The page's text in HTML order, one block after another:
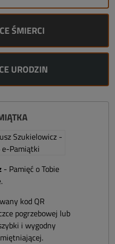
ŚMIERCI
URODZIN
- Pamięć o Tobie
kod QR
pogrzebowej lub
i wygodny